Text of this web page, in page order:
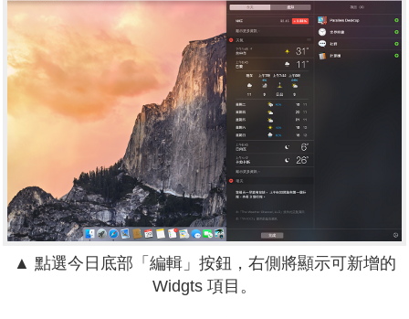
▲ 點選今日底部「編輯」按鈕，右側將顯示可新增的
Widgts 項目。